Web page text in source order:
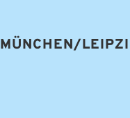
MÜNCHEN/